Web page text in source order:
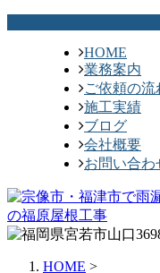
HOME
業務案内
ご依頼の流
施工実績
ブログ
会社概要
お問い合わ
HOME >